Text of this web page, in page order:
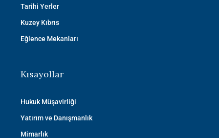
Tarihi Yerler
Kuzey Kıbrıs
Eğlence Mekanları
Kısayollar
Hukuk Müşavirliği
Yatırım ve Danışmanlık
Mimarlık